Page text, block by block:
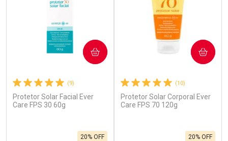
(9)
Protetor Solar Facial Ever
Care FPS 30 60g
20% OFF
COMPRAR
(10)
Protetor Solar Corporal Ever
Care FPS 70 120g
20% OFF
COMPRAR